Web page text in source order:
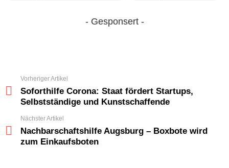
- Gesponsert -
more
Vorheriger Artikel
Soforthilfe Corona: Staat fördert Startups,
Selbstständige und Kunstschaffende
Nächster Artikel
Nachbarschaftshilfe Augsburg – Boxbote wird
zum Einkaufsboten